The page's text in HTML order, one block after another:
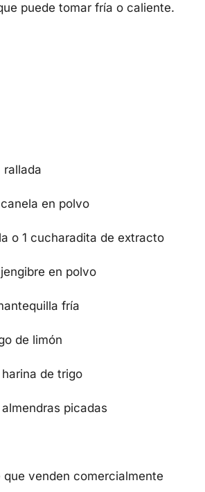
puede tomar fría o caliente.
en polvo
o 1 cucharadita de extracto
en polvo
fría
de limón
de trigo
picadas
que venden comercialmente